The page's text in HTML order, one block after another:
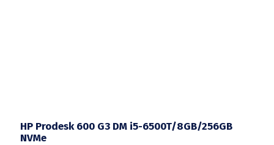
HP Prodesk 600 G3 DM i5-6500T/8GB/256GB
NVMe